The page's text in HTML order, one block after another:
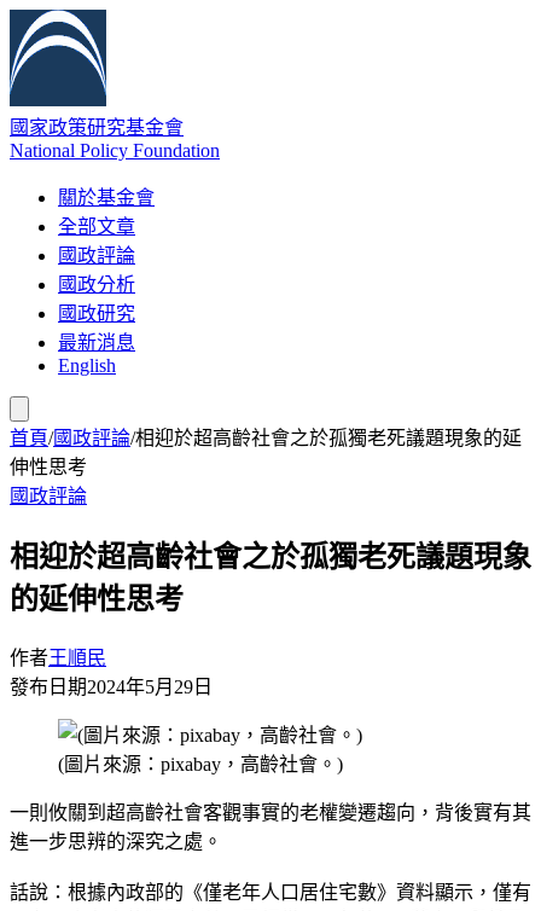
國家政策研究基金會
National Policy Foundation
關於基金會
全部文章
國政評論
國政分析
國政研究
最新消息
English
首頁/國政評論/相迎於超高齡社會之於孤獨老死議題現象的延
伸性思考
國政評論
相迎於超高齡社會之於孤獨老死議題現象
的延伸性思考
作者王順民
發布日期2024年5月29日
(圖片來源：pixabay，高齡社會。)
一則攸關到超高齡社會客觀事實的老權變遷趨向，背後實有其
進一步思辨的深究之處。
話說：根據內政部的《僅老年人口居住宅數》資料顯示，僅有